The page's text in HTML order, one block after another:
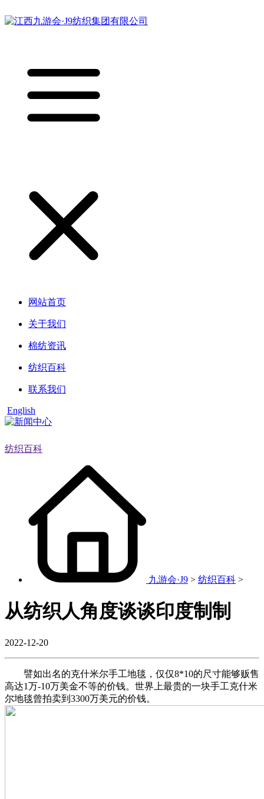
网站首页
关于我们
棉纺资讯
纺织百科
联系我们
English
纺织百科
九游会·J9 > 纺织百科 >
从纺织人角度谈谈印度制制
2022-12-20
譬如出名的克什米尔手工地毯，仅仅8*10的尺寸能够贩售
高达1万-10万美金不等的价钱。世界上最贵的一块手工克什米
尔地毯曾拍卖到3300万美元的价钱。